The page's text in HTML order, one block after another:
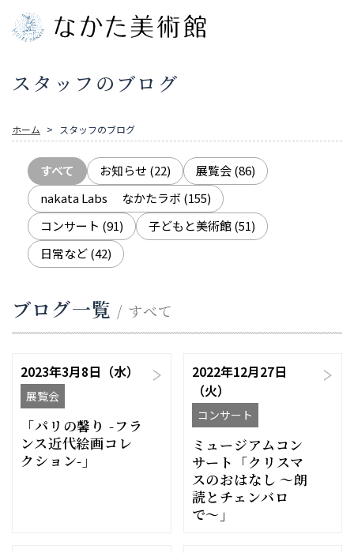
スタッフのブログ
ホーム スタッフのブログ
すべて お知らせ (22) 展覧会(86)
nakata Labs なかたラボ (155)
コンサート (91) 子どもと美術館(51)
日常など(42)
ブログ一覧 / すべて
2023年3月8日（水）
展覧会
「パリの馨り -フラ
ンス近代絵画コレ
クション-」
2022年12月27日
（火）
コンサート
ミュージアムコン
サート「クリスマ
スのおはなし 〜朗
読とチェンバロ
で〜」